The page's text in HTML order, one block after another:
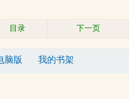
目录 下一页
脑版 我的书架